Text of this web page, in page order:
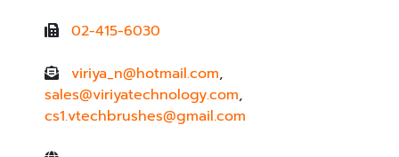
02-415-6030
viriya_n@hotmail.com,
sales@viriyatechnology.com,
cs1.vtechbrushes@gmail.com